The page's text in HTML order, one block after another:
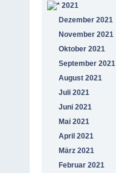
2021
Dezember 2021
November 2021
Oktober 2021
September 2021
August 2021
Juli 2021
Juni 2021
Mai 2021
April 2021
März 2021
Februar 2021